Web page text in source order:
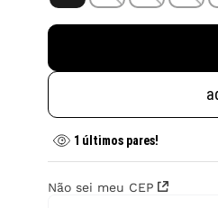
1 últimos pares!
Não sei meu CEP